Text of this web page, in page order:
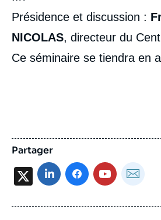
Présidence et discussion :
NICOLAS, directeur du
Ce séminaire se tiendra en
Partager
X